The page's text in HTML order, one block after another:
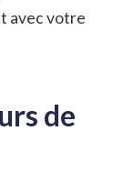
avec votre
de